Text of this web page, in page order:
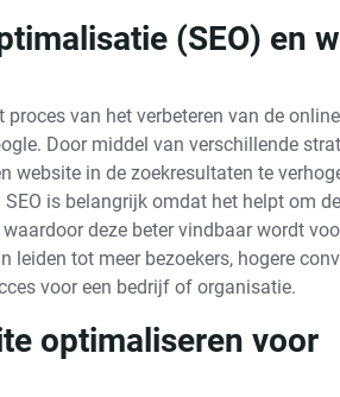
(SEO) en
van het verbeteren van de
Door middel van verschillende
website in de zoekresultaten te
is belangrijk omdat het helpt om
deze beter vindbaar wordt
leiden tot meer bezoekers, hogere
voor een bedrijf of organisatie.
optimaliseren voor